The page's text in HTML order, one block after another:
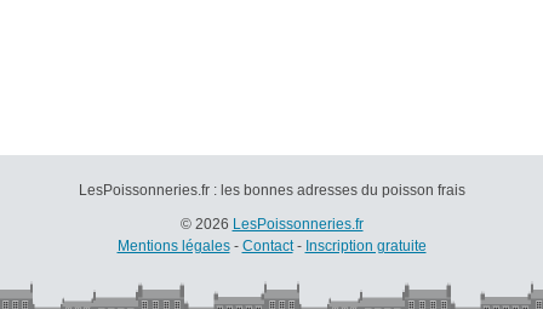
LesPoissonneries.fr : les bonnes adresses du poisson frais
© 2026 LesPoissonneries.fr
Mentions légales- Contact- Inscription gratuite